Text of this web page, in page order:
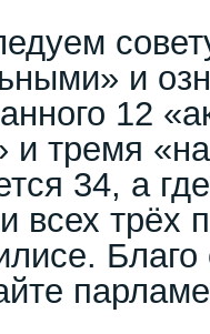
и
12
и тремя
34, а
всех трёх